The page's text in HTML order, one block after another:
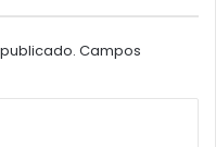
Campos